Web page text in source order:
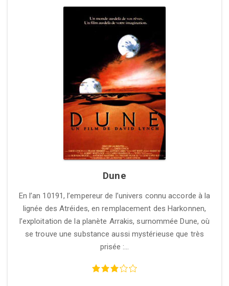
Dune
En l’an 10191, l’empereur de l’univers connu accorde à la
lignée des Atréides, en remplacement des Harkonnen,
l’exploitation de la planète Arrakis, surnommée Dune, où
se trouve une substance aussi mystérieuse que très
prisée :…